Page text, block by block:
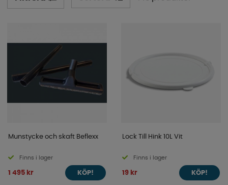
Munstycke och skaft Beflexx
Finns i lager
1 495 kr KÖP!
Lock Till Hink 10L Vit
Finns i lager
19 kr KÖP!